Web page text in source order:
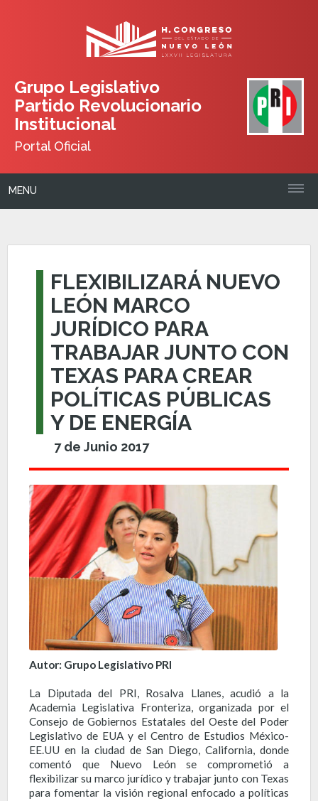
Grupo Legislativo
Partido Revolucionario
Institucional
Portal Oficial
MENU
FLEXIBILIZARÁ NUEVO
LEÓN MARCO
JURÍDICO PARA
TRABAJAR JUNTO CON
TEXAS PARA CREAR
POLÍTICAS PÚBLICAS
Y DE ENERGÍA
7 de Junio 2017
Autor: Grupo Legislativo PRI
La Diputada del PRI, Rosalva Llanes, acudió a la
Academia Legislativa Fronteriza, organizada por el
Consejo de Gobiernos Estatales del Oeste del Poder
Legislativo de EUA y el Centro de Estudios México-
EE.UU en la ciudad de San Diego, California, donde
comentó que Nuevo León se comprometió a
flexibilizar su marco jurídico y trabajar junto con Texas
para fomentar la visión regional enfocado a políticas